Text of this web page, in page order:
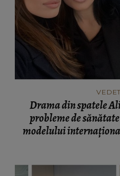
Drama din spatele
probleme de
modelului